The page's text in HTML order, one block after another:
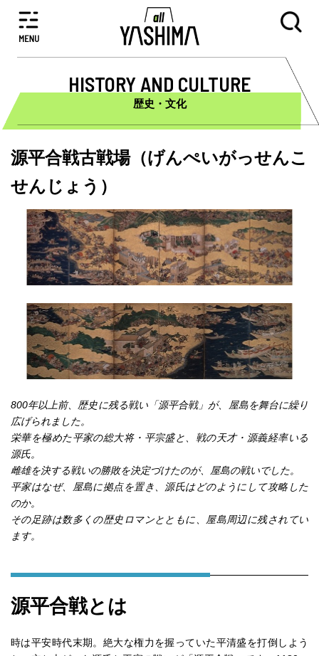
HISTORY AND CULTURE
歴史・文化
源平合戦古戦場（げんぺいがっせんこ
せんじょう）
800年以上前、歴史に残る戦い「源平合戦」が、屋島を舞台に繰り
広げられました。
栄華を極めた平家の総大将・平宗盛と、戦の天才・源義経率いる
源氏。
雌雄を決する戦いの勝敗を決定づけたのが、屋島の戦いでした。
平家はなぜ、屋島に拠点を置き、源氏はどのようにして攻略した
のか。
その足跡は数多くの歴史ロマンとともに、屋島周辺に残されてい
ます。
源平合戦とは
時は平安時代末期。絶大な権力を握っていた平清盛を打倒しよう